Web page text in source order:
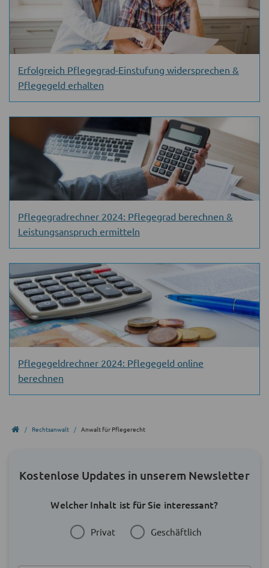
Erfolgreich Pflegegrad-Einstufung widersprechen &
Pflegegeld erhalten
Pflegegradrechner 2024: Pflegegrad berechnen &
Leistungsanspruch ermitteln
Pflegegeldrechner 2024: Pflegegeld online
berechnen
Rechtsanwalt Anwalt für Pflegerecht
Kostenlose Updates in unserem Newsletter
Welcher Inhalt ist für Sie interessant?
Privat Geschäftlich